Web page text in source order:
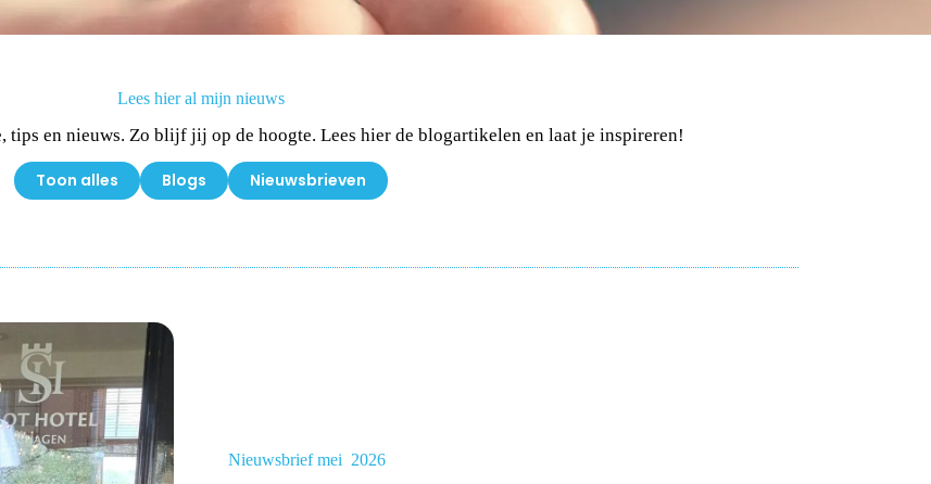
Lees hier al mijn nieuws
en nieuws. Zo blijf jij op de hoogte. Lees hier de blogartikelen en laat je inspireren!
Toon alles Blogs Nieuwsbrieven
Nieuwsbrief mei 2026